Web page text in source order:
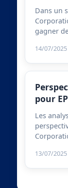
Dans un
gagner
14/07/
pour
Les
13/07/